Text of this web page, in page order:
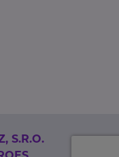
S.R.O.